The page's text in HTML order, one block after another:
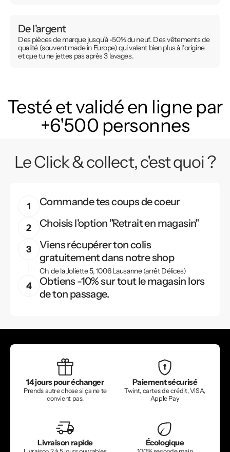
De l'argent
Des pièces de marque jusqu’à -50% du neuf. Des vêtements de
qualité (souvent made in Europe) qui valent bien plus à l’origine
et que tu ne jettes pas après 3 lavages.
Testé et validé en ligne par
+6'500 personnes
Le Click & collect, c'est quoi ?
Commande tes coups de coeur
Choisis l'option "Retrait en magasin"
Viens récupérer ton colis
gratuitement dans notre shop
Ch. de la Joliette 5, 1006 Lausanne (arrêt Délices)
Obtiens -10% sur tout le magasin lors
de ton passage.
14 jours pour échanger
Prends autre chose si ça ne te
convient pas.
Paiement sécurisé
Twint, cartes de crédit, VISA,
Apple Pay
Livraison rapide Écologique